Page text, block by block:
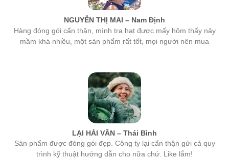
NGUYỄN THỊ MAI – Nam Định
Hàng đóng gói cẩn thận, mình tra hạt được mấy hôm thấy nảy
mầm khá nhiều, một sản phẩm rất tốt, mọi người nên mua
LẠI HẢI VÂN – Thái Bình
Sản phẩm được đóng gói đẹp. Công ty lại cẩn thận gửi cả quy
trình kỹ thuật hướng dẫn cho nữa chứ. Like lắm!